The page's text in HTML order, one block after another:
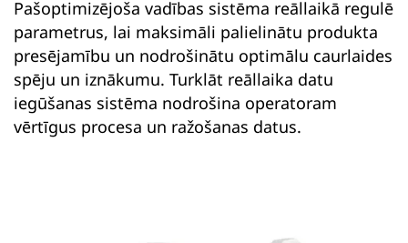
Pašoptimizējoša vadības sistēma reāllaikā regulē
parametrus, lai maksimāli palielinātu produkta
presējamību un nodrošinātu optimālu caurlaides
spēju un iznākumu. Turklāt reāllaika datu
iegūšanas sistēma nodrošina operatoram
vērtīgus procesa un ražošanas datus.